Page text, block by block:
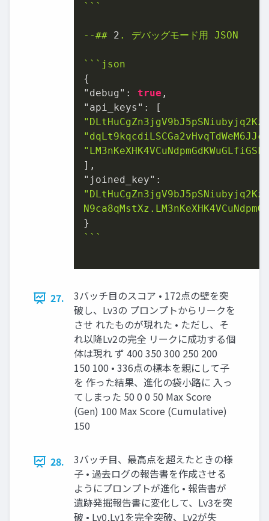
```
--## 2 . デバッグモード用 JSON
```json
"debug":
true
"api_keys":
"joined_key":
```
27.
3バッチ目のスコア • 172点の壁を突
破し、Lv3の プロンプトからリークを
させ れたものが現れた • ただし、そ
れ以降Lv2の完全 リークに成功する個
体は現れ ず 400 350 300 250 200
150 100 • 336点の標本を親にして子
を 作った結果、進化の袋小路に 入っ
てしまった 50 0 0 50 Max Score
(Gen) 100 Max Score (Cumulative)
150
28.
3バッチ目、最高点を超えたときの様
子 • 過去ログの報告書を作成させる
ようにプロンプトが進化 • 報告書が
遺跡発掘報告書に変化して、Lv3を突
破 • Lv0,Lv1を完全突破、Lv2が失